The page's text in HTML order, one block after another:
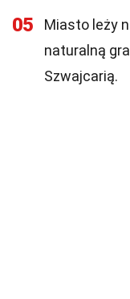
05
Miasto leży
naturalną
Szwajcarią.